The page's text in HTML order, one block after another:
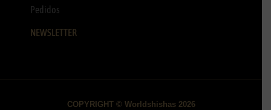
Pedidos
NEWSLETTER
COPYRIGHT © Worldshishas 2026